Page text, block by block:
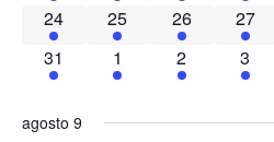
24
25 26 27
31
1 2 3
agosto 9